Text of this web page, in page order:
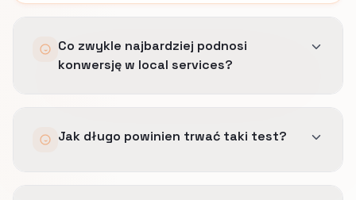
Co zwykle najbardziej podnosi
konwersję w local services?
pokazanie dopasowania do strefy działania i
Jak długo powinien trwać taki test?